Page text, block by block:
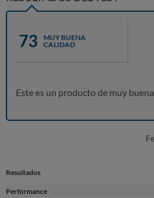
73
MUY BUENA
CALIDAD
Este es un producto de muy
Resultados
Performance